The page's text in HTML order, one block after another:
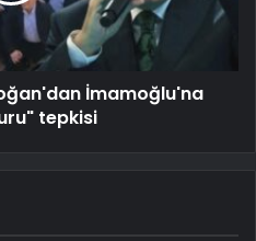
İmamoğlu'na
tepkisi